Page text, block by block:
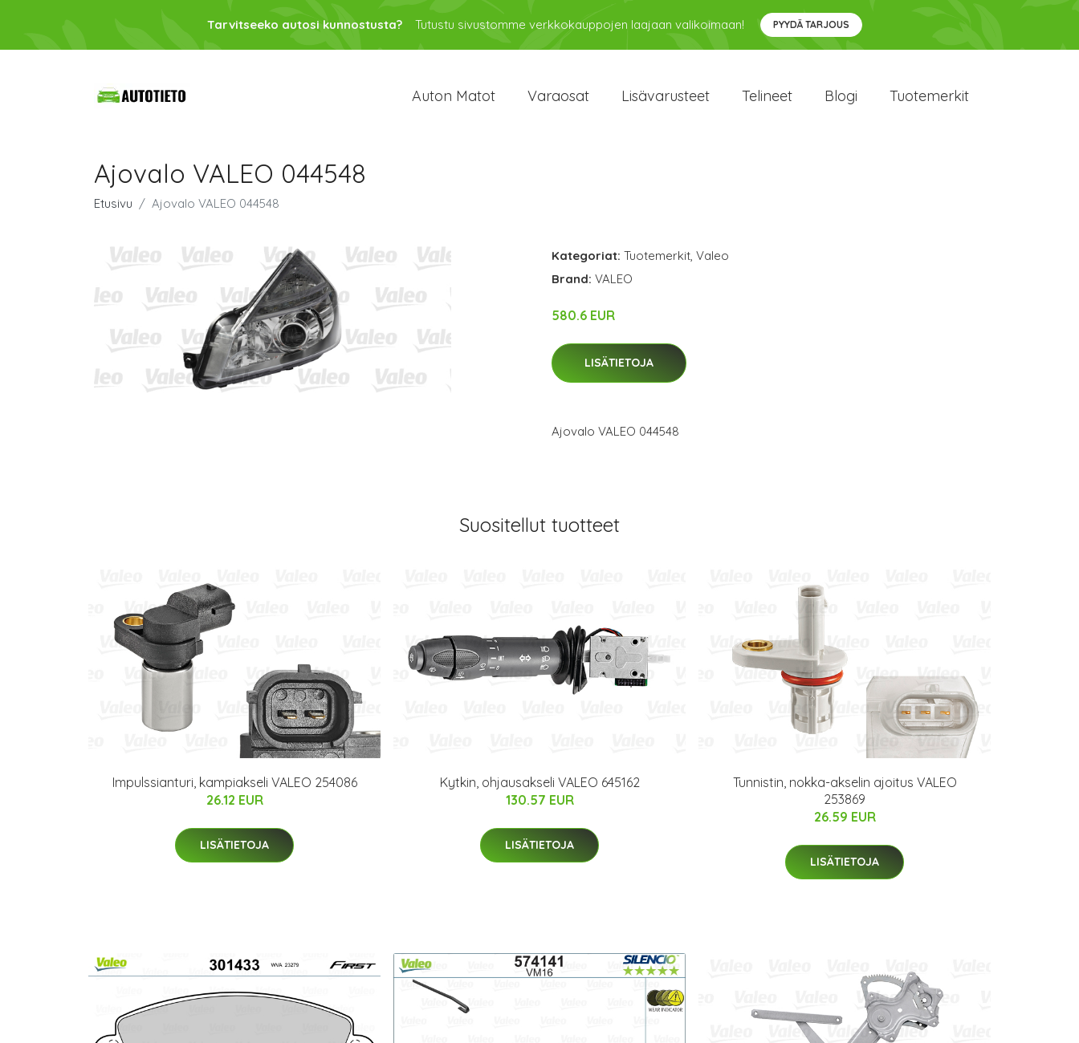
Tarvitseeko autosi kunnostusta? Tutustu sivustomme verkkokauppojen laajaan valikoimaan! PYYDÄ TARJOUS
Auton Matot Varaosat Lisävarusteet Telineet Blogi Tuotemerkit
Ajovalo VALEO 044548
Etusivu Ajovalo VALEO 044548
Kategoriat: Tuotemerkit, Valeo
Brand: VALEO
580.6 EUR
LISÄTIETOJA
Ajovalo VALEO 044548
Suositellut tuotteet
Impulssianturi, kampiakseli VALEO 254086
26.12 EUR
LISÄTIETOJA
Kytkin, ohjausakseli VALEO 645162
130.57 EUR
LISÄTIETOJA
Tunnistin, nokka-akselin ajoitus VALEO
253869
26.59 EUR
LISÄTIETOJA